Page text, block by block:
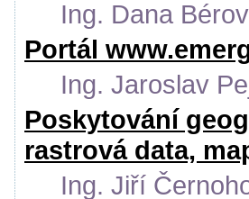
Ing. Dana
Portál
Ing. Jaroslav
Poskytování
rastrová data,
Ing. Jiří